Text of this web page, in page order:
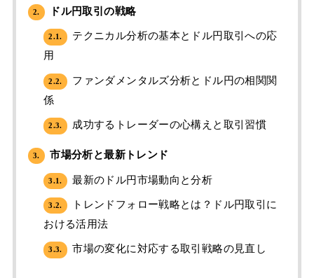
2. ドル円取引の戦略
2.1.
テクニカル分析の基本とドル円取引への応
用
2.2.
ファンダメンタルズ分析とドル円の相関関
係
2.3. 成功するトレーダーの心構えと取引習慣
3. 市場分析と最新トレンド
3.1. 最新のドル円市場動向と分析
3.2.
トレンドフォロー戦略とは？ドル円取引に
おける活用法
3.3. 市場の変化に対応する取引戦略の見直し